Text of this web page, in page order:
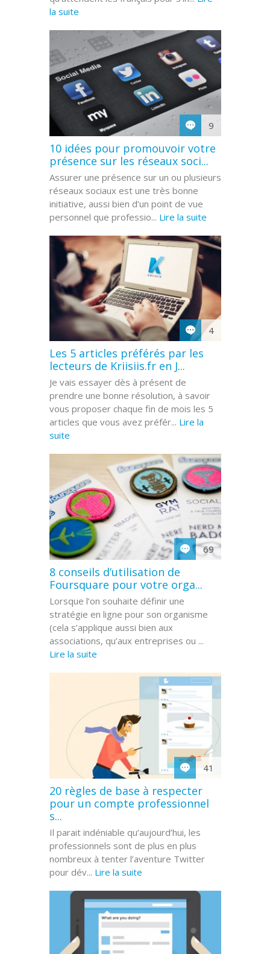
la suite
9
10 idées pour promouvoir votre
présence sur les réseaux soci...
Assurer une présence sur un ou plusieurs
réseaux sociaux est une très bonne
initiative, aussi bien d’un point de vue
personnel que professio... Lire la suite
4
Les 5 articles préférés par les
lecteurs de Kriisiis.fr en J...
Je vais essayer dès à présent de
prendre une bonne résolution, à savoir
vous proposer chaque fin de mois les 5
articles que vous avez préfér... Lire la
suite
69
8 conseils d’utilisation de
Foursquare pour votre orga...
Lorsque l’on souhaite définir une
stratégie en ligne pour son organisme
(cela s’applique aussi bien aux
associations, qu’aux entreprises ou ...
Lire la suite
41
20 règles de base à respecter
pour un compte professionnel
s...
Il parait indéniable qu’aujourd’hui, les
professionnels sont de plus en plus
nombreux à tenter l’aventure Twitter
pour dév... Lire la suite